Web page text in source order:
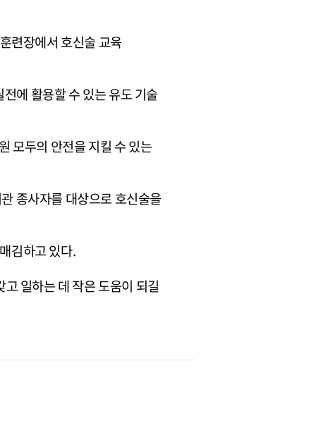
련장에서 호신술 교육
에 활용할 수 있는 유도 기술
두의 안전을 지킬 수 있는
종사자를 대상으로 호신술을
김하고 있다.
일하는 데 작은 도움이 되길